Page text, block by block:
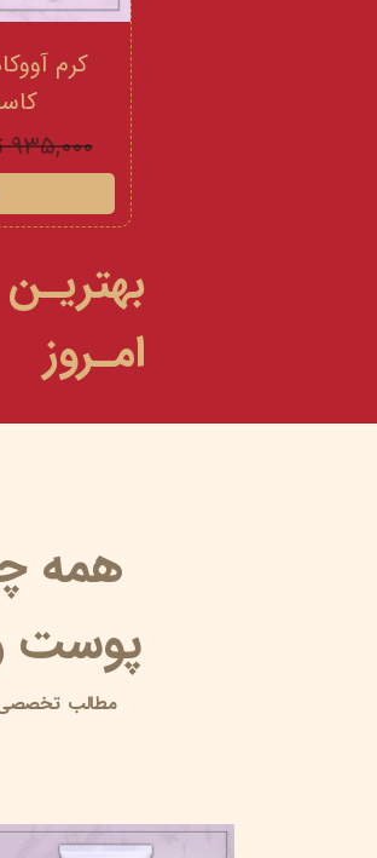
امـروز
کاسه‌ای
۹۳۵,۰۰۰ تومان
همه
پوست
مطالب